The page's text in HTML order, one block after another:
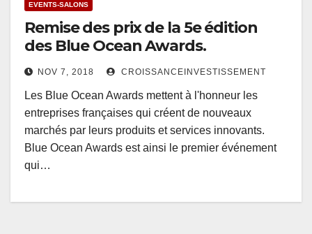
EVENTS-SALONS
Remise des prix de la 5e édition
des Blue Ocean Awards.
NOV 7, 2018 CROISSANCEINVESTISSEMENT
Les Blue Ocean Awards mettent à l'honneur les
entreprises françaises qui créent de nouveaux
marchés par leurs produits et services innovants.
Blue Ocean Awards est ainsi le premier événement
qui…